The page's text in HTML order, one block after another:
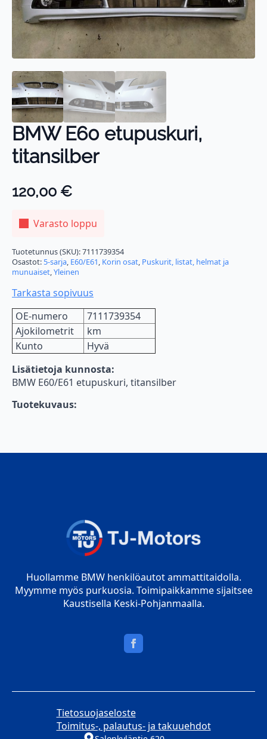
BMW E60 etupuskuri,
titansilber
120,00 €
Varasto loppu
Tuotetunnus (SKU):7111739354
Osastot: 5-sarja, E60/E61, Korin osat, Puskurit, listat, helmat ja
munuaiset,Yleinen
Tarkasta sopivuus
OE-numero
7111739354
Ajokilometrit
km
Kunto
Hyvä
Lisätietoja kunnosta:
BMW E60/E61 etupuskuri, titansilber
Tuotekuvaus:
Huollamme BMW henkilöautot ammattitaidolla.
Myymme myös purkuosia. Toimipaikkamme sijaitsee
Kaustisella Keski-Pohjanmaalla.
Tietosuojaseloste
Toimitus-, palautus- ja takuuehdot